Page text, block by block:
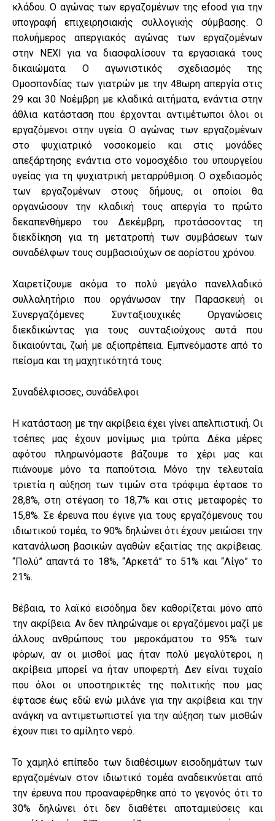
κλάδου. Ο αγώνας των εργαζομένων της efood για την
υπογραφή επιχειρησιακής συλλογικής σύμβασης. Ο
πολυήμερος απεργιακός αγώνας των εργαζομένων
στην NEXI για να διασφαλίσουν τα εργασιακά τους
δικαιώματα. Ο αγωνιστικός σχεδιασμός της
Ομοσπονδίας των γιατρών με την 48ωρη απεργία στις
29 και 30 Νοέμβρη με κλαδικά αιτήματα, ενάντια στην
άθλια κατάσταση που έρχονται αντιμέτωποι όλοι οι
εργαζόμενοι στην υγεία. Ο αγώνας των εργαζομένων
στο ψυχιατρικό νοσοκομείο και στις μονάδες
απεξάρτησης ενάντια στο νομοσχέδιο του υπουργείου
υγείας για τη ψυχιατρική μεταρρύθμιση. Ο σχεδιασμός
των εργαζομένων στους δήμους, οι οποίοι θα
οργανώσουν την κλαδική τους απεργία το πρώτο
δεκαπενθήμερο του Δεκέμβρη, προτάσσοντας τη
διεκδίκηση για τη μετατροπή των συμβάσεων των
συναδέλφων τους συμβασιούχων σε αορίστου χρόνου.
Χαιρετίζουμε ακόμα το πολύ μεγάλο πανελλαδικό
συλλαλητήριο που οργάνωσαν την Παρασκευή οι
Συνεργαζόμενες Συνταξιουχικές Οργανώσεις
διεκδικώντας για τους συνταξιούχους αυτά που
δικαιούνται, ζωή με αξιοπρέπεια. Εμπνεόμαστε από το
πείσμα και τη μαχητικότητά τους.
Συναδέλφισσες, συνάδελφοι
Η κατάσταση με την ακρίβεια έχει γίνει απελπιστική. Οι
τσέπες μας έχουν μονίμως μια τρύπα. Δέκα μέρες
αφότου πληρωνόμαστε βάζουμε το χέρι μας και
πιάνουμε μόνο τα παπούτσια. Μόνο την τελευταία
τριετία η αύξηση των τιμών στα τρόφιμα έφτασε το
28,8%, στη στέγαση το 18,7% και στις μεταφορές το
15,8%. Σε έρευνα που έγινε για τους εργαζόμενους του
ιδιωτικού τομέα, το 90% δηλώνει ότι έχουν μειώσει την
κατανάλωση βασικών αγαθών εξαιτίας της ακρίβειας.
“Πολύ” απαντά το 18%, “Αρκετά” το 51% και “Λίγο” το
21%.
Βέβαια, το λαϊκό εισόδημα δεν καθορίζεται μόνο από
την ακρίβεια. Αν δεν πληρώναμε οι εργαζόμενοι μαζί με
άλλους ανθρώπους του μεροκάματου το 95% των
φόρων, αν οι μισθοί μας ήταν πολύ μεγαλύτεροι, η
ακρίβεια μπορεί να ήταν υποφερτή. Δεν είναι τυχαίο
που όλοι οι υποστηρικτές της πολιτικής που μας
έφτασε έως εδώ ενώ μιλάνε για την ακρίβεια και την
ανάγκη να αντιμετωπιστεί για την αύξηση των μισθών
έχουν πιει το αμίλητο νερό.
Το χαμηλό επίπεδο των διαθέσιμων εισοδημάτων των
εργαζομένων στον ιδιωτικό τομέα αναδεικνύεται από
την έρευνα που προαναφέρθηκε από το γεγονός ότι το
30% δηλώνει ότι δεν διαθέτει αποταμιεύσεις και